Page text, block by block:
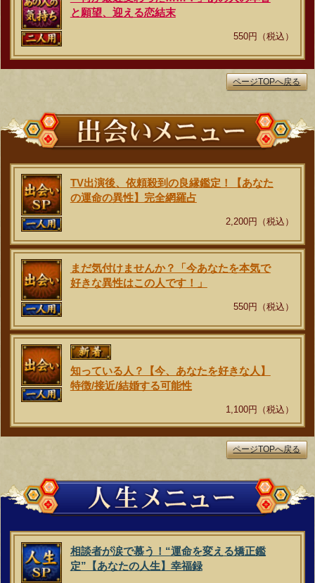
と願望、迎える恋結末
550円（税込）
ページTOPへ戻る
TV出演後、依頼殺到の良縁鑑定！【あなた
の運命の異性】完全網羅占
2,200円（税込）
まだ気付けませんか？「今あなたを本気で
好きな異性はこの人です！」
550円（税込）
知っている人？【今、あなたを好きな人】
特徴/接近/結婚する可能性
1,100円（税込）
ページTOPへ戻る
相談者が涙で慕う！“運命を変える矯正鑑
定”【あなたの人生】幸福録